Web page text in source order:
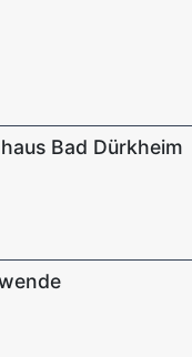
Bad Dürkheim